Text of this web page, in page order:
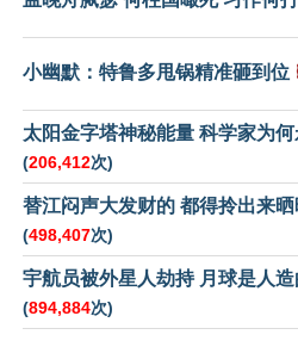
小幽默：特鲁多甩锅精准砸到位
太阳金字塔神秘能量 科学家为
(206,412次)
替江闷声大发财的 都得拎出来
(498,407次)
宇航员被外星人劫持 月球是人造
(894,884次)